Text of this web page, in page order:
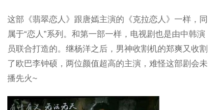
这部《翡翠恋人》跟唐嫣主演的《克拉恋人》一样，同
属于“恋人”系列。和第一部一样，电视剧也是由中韩演
员联合打造的。继杨洋之后，男神收割机的郑爽又收割
了欧巴李钟硕，两位颜值超高的主演，难怪这部剧会未
播先火~